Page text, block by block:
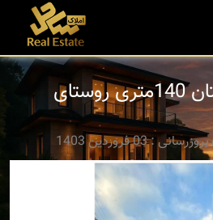
خرید ویلا در چمستان 140متری روستای
بروزرسانی : 03 فروردین 1403